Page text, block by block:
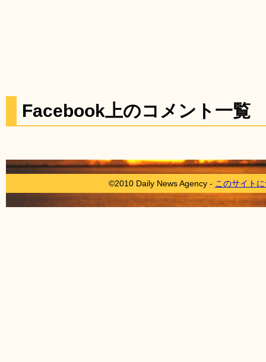
Facebook上のコメント一覧
©2010 Daily News Agency - このサイト